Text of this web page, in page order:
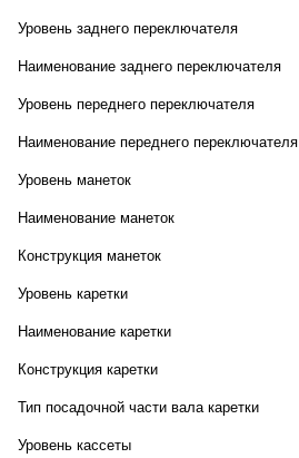
Уровень заднего переключателя
Наименование заднего переключателя
Уровень переднего переключателя
Наименование переднего переключателя
Уровень манеток
Наименование манеток
Конструкция манеток
Уровень каретки
Наименование каретки
Конструкция каретки
Тип посадочной части вала каретки
Уровень кассеты